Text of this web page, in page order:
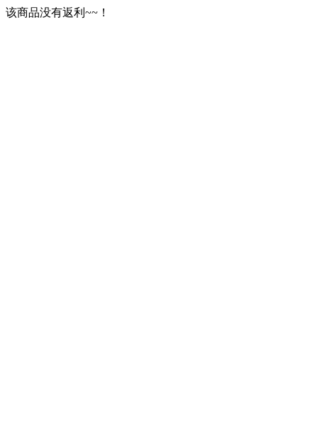
该商品没有返利~~！